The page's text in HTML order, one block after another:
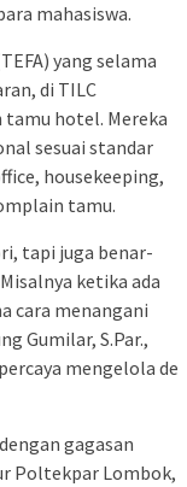
mahasiswa.
yang selama
di TILC
tamu hotel. Mereka
sesuai standar
housekeeping,
tamu.
tapi juga benar-
ketika ada
cara menangani
Gumilar, S.Par.,
mengelola de
gagasan
Poltekpar Lombok,